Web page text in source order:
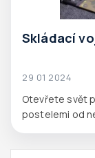
Skládací
29 01 2024
Otevřete svět
postelemi od